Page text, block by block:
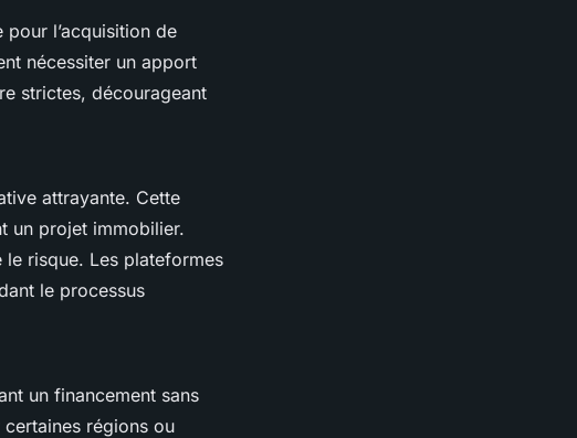
l’acquisition de
nécessiter un apport
strictes, décourageant
attrayante. Cette
un projet immobilier.
risque. Les plateformes
le processus
un financement sans
régions ou